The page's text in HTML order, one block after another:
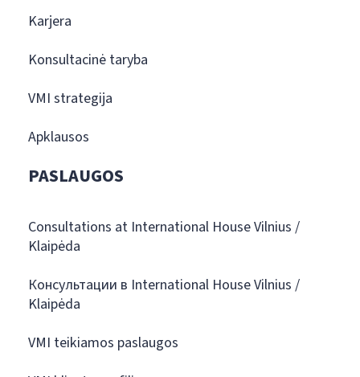
Karjera
Konsultacinė taryba
VMI strategija
Apklausos
PASLAUGOS
Consultations at International House Vilnius /
Klaipėda
Консультации в International House Vilnius /
Klaipėda
VMI teikiamos paslaugos